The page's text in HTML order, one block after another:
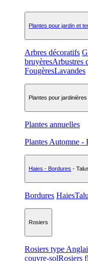
Plantes pour jardin et
Arbres décoratifs
bruyèresArbustres
FougèresLavandes
Plantes pour jardinières
Plantes annuelles
Plantes Automne -
Haies - Bordures -
Bordures Haies
Rosiers
Rosiers type
couvre-solRosiers